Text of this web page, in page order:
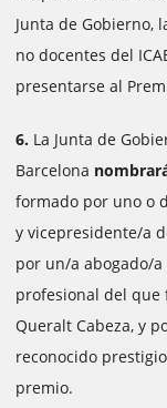
Junta de Gobierno,
no docentes del
presentarse al
6. La Junta de
Barcelona
formado por uno o
y vicepresidente/a
por un/a abogado/
profesional del que
Queralt Cabeza, y
reconocido
premio.